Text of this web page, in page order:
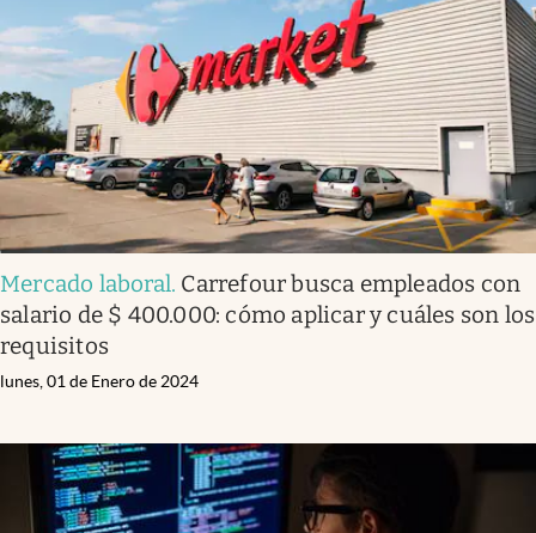
Infotechnology
Clase
Clima
Mundial 2026
Eventos Corporativos
El Cronista Studio
Mediakit
abre en nueva pestaña
Argentina
Mercado laboral. Carrefour busca empleados con
salario de $ 400.000: cómo aplicar y cuáles son los
requisitos
lunes, 01 de Enero de 2024